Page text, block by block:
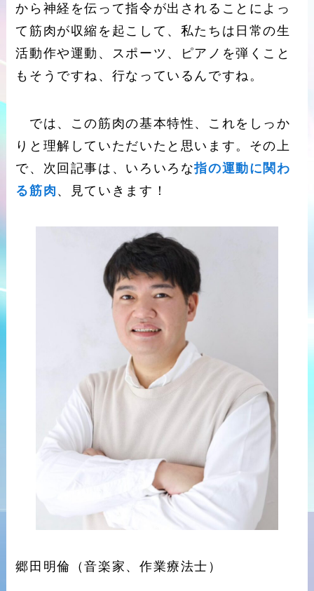
から神経を伝って指令が出されることによっ
て筋肉が収縮を起こして、私たちは日常の生
活動作や運動、スポーツ、ピアノを弾くこと
もそうですね、行なっているんですね。
では、この筋肉の基本特性、これをしっか
りと理解していただいたと思います。その上
で、次回記事は、いろいろな指の運動に関わ
る筋肉 、見ていきます！
郷田明倫（音楽家、作業療法士）